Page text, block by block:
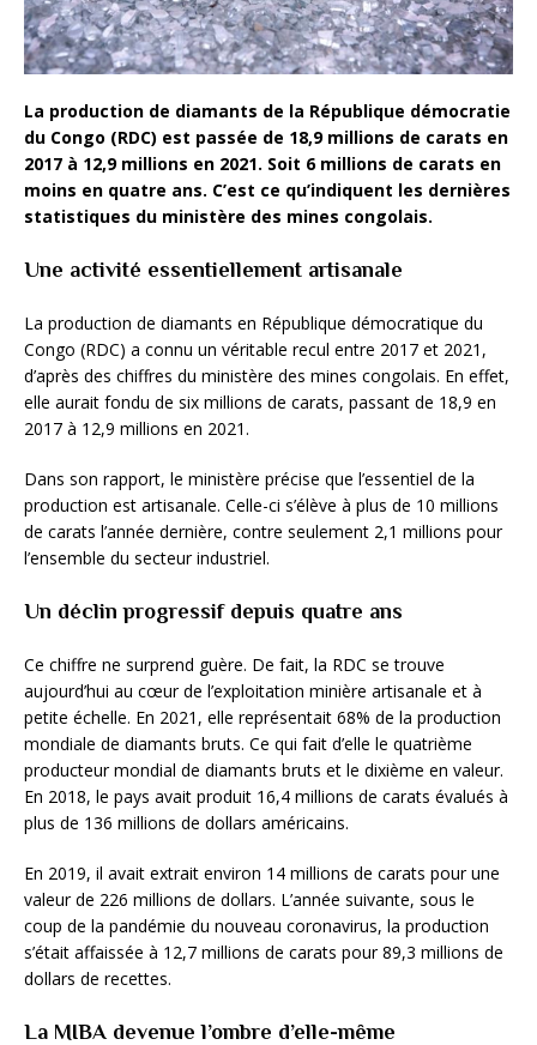
La production de diamants de la République démocratie
du Congo (RDC) est passée de 18,9 millions de carats en
2017 à 12,9 millions en 2021. Soit 6 millions de carats en
moins en quatre ans. C’est ce qu’indiquent les dernières
statistiques du ministère des mines congolais.
Une activité essentiellement artisanale
La production de diamants en République démocratique du
Congo (RDC) a connu un véritable recul entre 2017 et 2021,
d’après des chiffres du ministère des mines congolais. En effet,
elle aurait fondu de six millions de carats, passant de 18,9 en
2017 à 12,9 millions en 2021.
Dans son rapport, le ministère précise que l’essentiel de la
production est artisanale. Celle-ci s’élève à plus de 10 millions
de carats l’année dernière, contre seulement 2,1 millions pour
l’ensemble du secteur industriel.
Un déclin progressif depuis quatre ans
Ce chiffre ne surprend guère. De fait, la RDC se trouve
aujourd’hui au cœur de l’exploitation minière artisanale et à
petite échelle. En 2021, elle représentait 68% de la production
mondiale de diamants bruts. Ce qui fait d’elle le quatrième
producteur mondial de diamants bruts et le dixième en valeur.
En 2018, le pays avait produit 16,4 millions de carats évalués à
plus de 136 millions de dollars américains.
En 2019, il avait extrait environ 14 millions de carats pour une
valeur de 226 millions de dollars. L’année suivante, sous le
coup de la pandémie du nouveau coronavirus, la production
s’était affaissée à 12,7 millions de carats pour 89,3 millions de
dollars de recettes.
La MIBA devenue l’ombre d’elle-même